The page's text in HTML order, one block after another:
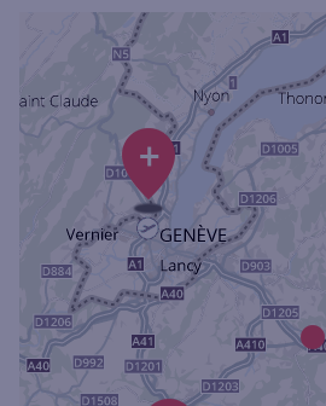
Sélectionnez votre recherche
Ouverte le samedi
Ouverte le lundi
Coffre-fort
Autour de moi
+